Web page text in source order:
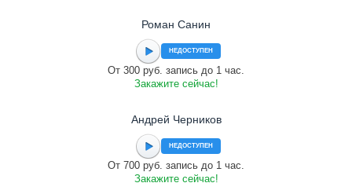
Роман Санин
НЕДОСТУПЕН
От 300 руб. запись до 1 час.
Закажите сейчас!
Андрей Черников
НЕДОСТУПЕН
От 700 руб. запись до 1 час.
Закажите сейчас!